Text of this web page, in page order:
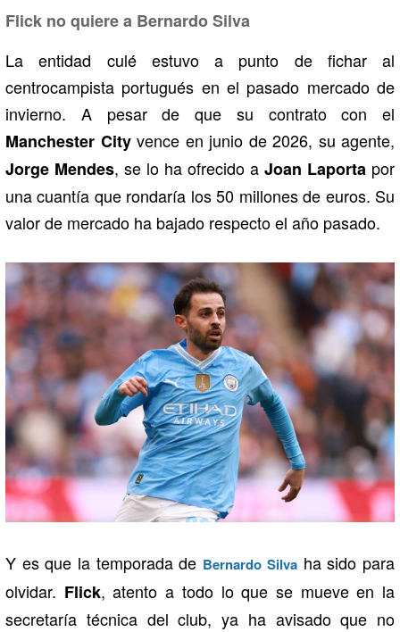
Flick no quiere a Bernardo Silva
La entidad culé estuvo a punto de fichar al
centrocampista portugués en el pasado mercado de
invierno. A pesar de que su contrato con el
Manchester Cityvence en junio de 2026, su agente,
Jorge Mendes, se lo ha ofrecido a Joan Laporta por
una cuantía que rondaría los 50 millones de euros. Su
valor de mercado ha bajado respecto el año pasado.
Y es que la temporada de Bernardo Silvaha sido para
olvidar. Flick, atento a todo lo que se mueve en la
secretaría técnica del club, ya ha avisado que no